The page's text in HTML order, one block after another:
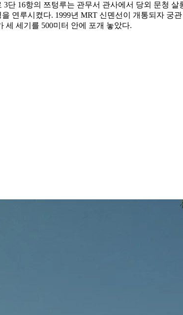
단 16항의 쯔텅루는 관무서 관사에서 당외 문청 살
연루시켰다. 1999년 MRT 신뎬선이 개통되자 궁
세 세기를 500미터 안에 포개 놓았다.